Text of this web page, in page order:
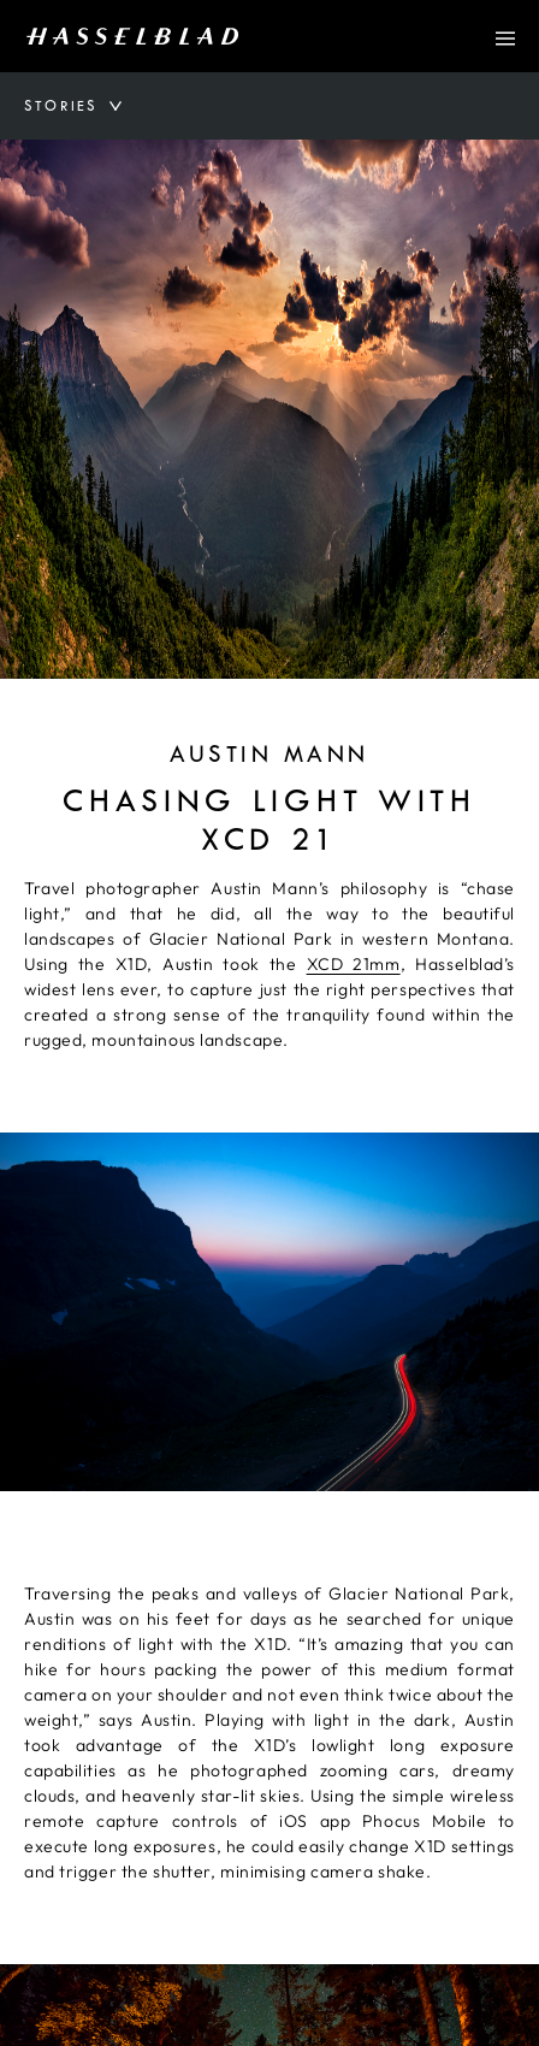
STORIES
AUSTIN MANN
CHASING LIGHT WITH
XCD 21
Travel photographer Austin Mann’s philosophy is “chase
light,” and that he did, all the way to the beautiful
landscapes of Glacier National Park in western Montana.
Using the X1D, Austin took the XCD 21mm, Hasselblad’s
widest lens ever, to capture just the right perspectives that
created a strong sense of the tranquility found within the
rugged, mountainous landscape.
Traversing the peaks and valleys of Glacier National Park,
Austin was on his feet for days as he searched for unique
renditions of light with the X1D. “It’s amazing that you can
hike for hours packing the power of this medium format
camera on your shoulder and not even think twice about the
weight,” says Austin. Playing with light in the dark, Austin
took advantage of the X1D’s lowlight long exposure
capabilities as he photographed zooming cars, dreamy
clouds, and heavenly star-lit skies. Using the simple wireless
remote capture controls of iOS app Phocus Mobile to
execute long exposures, he could easily change X1D settings
and trigger the shutter, minimising camera shake.